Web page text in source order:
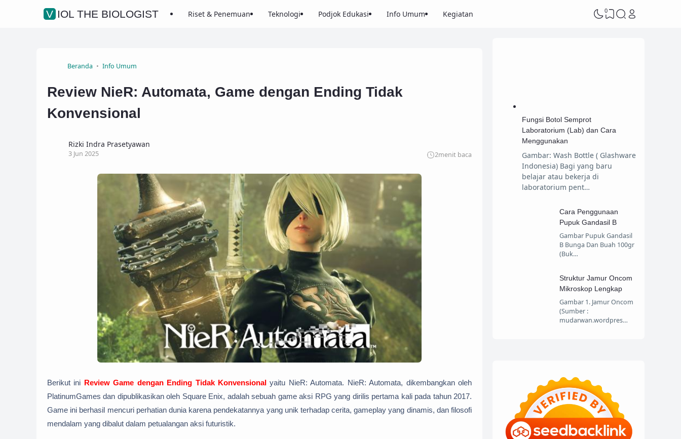
VIOL THE BIOLOGIST Riset & Penemuan Teknologi Podjok Edukasi Info Umum Kegiatan 0
Beranda Info Umum
Review NieR: Automata, Game dengan Ending Tidak
Konvensional
Rizki Indra Prasetyawan
3 Jun 2025 2menit baca
Berikut ini Review Game dengan Ending Tidak Konvensional yaitu NieR: Automata. NieR: Automata, dikembangkan oleh
PlatinumGames dan dipublikasikan oleh Square Enix, adalah sebuah game aksi RPG yang dirilis pertama kali pada tahun 2017.
Game ini berhasil mencuri perhatian dunia karena pendekatannya yang unik terhadap cerita, gameplay yang dinamis, dan filosofi
mendalam yang dibalut dalam petualangan aksi futuristik.
Fungsi Botol Semprot
Laboratorium (Lab) dan Cara
Menggunakan
Gambar: Wash Bottle ( Glashware
Indonesia) Bagi yang baru
belajar atau bekerja di
laboratorium pent…
Cara Penggunaan
Pupuk Gandasil B
Gambar Pupuk Gandasil
B Bunga Dan Buah 100gr
(Buk…
Struktur Jamur Oncom
Mikroskop Lengkap
Gambar 1. Jamur Oncom
(Sumber :
mudarwan.wordpres…